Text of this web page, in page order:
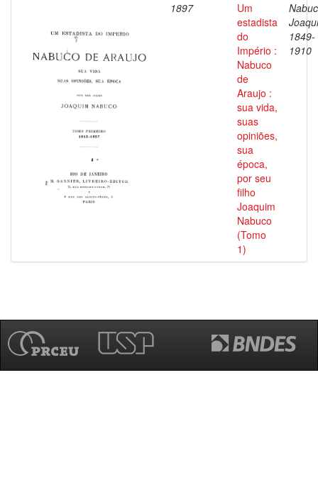
1897
Um
estadista
do
Império :
Nabuco
de
Araujo :
sua vida,
suas
opiniões,
sua
época,
por seu
filho
Joaquim
Nabuco
(Tomo
1)
1849-
1910